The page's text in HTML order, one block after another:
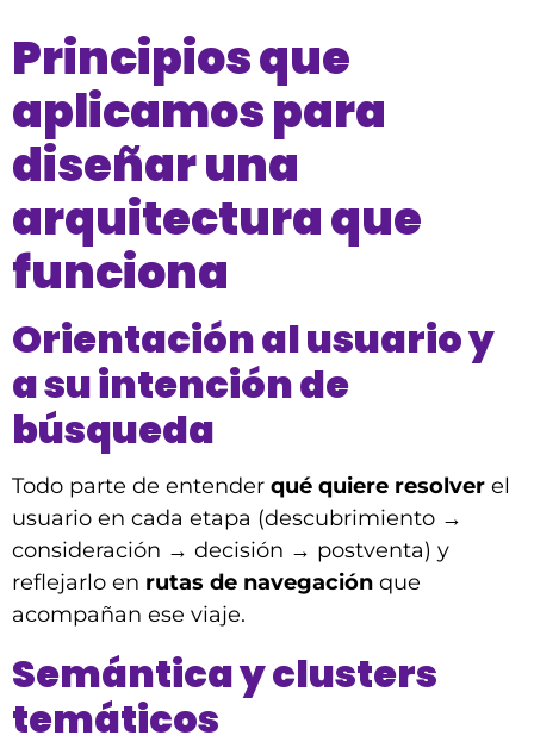
Principios que
aplicamos para
diseñar una
arquitectura que
funciona
Orientación al usuario y
a su intención de
búsqueda
Todo parte de entender qué quiere resolver el
usuario en cada etapa (descubrimiento →
consideración → decisión → postventa) y
reflejarlo en rutas de navegación que
acompañan ese viaje.
Semántica y clusters
temáticos